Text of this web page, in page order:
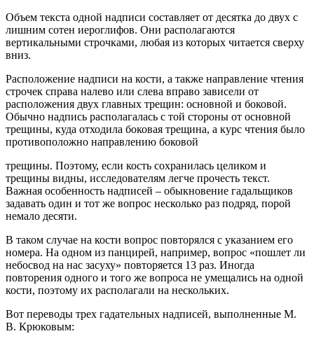
Объем текста одной надписи составляет от десятка до двух с
лишним сотен иероглифов. Они располагаются
вертикальными строчками, любая из которых читается сверху
вниз.
Расположение надписи на кости, а также направление чтения
строчек справа налево или слева вправо зависели от
расположения двух главных трещин: основной и боковой.
Обычно надпись располагалась с той стороны от основной
трещины, куда отходила боковая трещина, а курс чтения было
противоположно направлению боковой
трещины. Поэтому, если кость сохранилась целиком и
трещины видны, исследователям легче прочесть текст.
Важная особенность надписей – обыкновение гадальщиков
задавать один и тот же вопрос несколько раз подряд, порой
немало десяти.
В таком случае на кости вопрос повторялся с указанием его
номера. На одном из панцирей, например, вопрос «пошлет ли
небосвод на нас засуху» повторяется 13 раз. Иногда
повторения одного и того же вопроса не умещались на одной
кости, поэтому их располагали на нескольких.
Вот переводы трех гадательных надписей, выполненные М.
В. Крюковым: